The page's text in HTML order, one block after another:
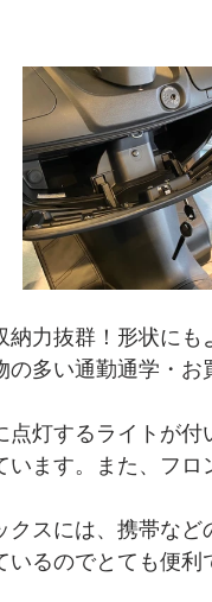
納力抜群！形状に
の多い通勤通学・
点灯するライトが
います。また、フ
クスには、携帯な
いるのでとても便利